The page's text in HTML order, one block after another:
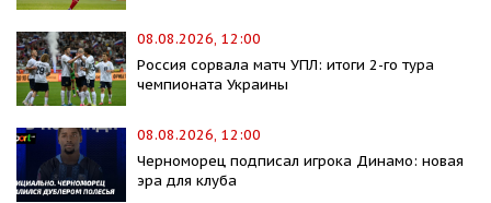
08.08.2026, 12:00
Россия сорвала матч УПЛ: итоги 2-го тура
чемпионата Украины
08.08.2026, 12:00
Черноморец подписал игрока Динамо: новая
эра для клуба